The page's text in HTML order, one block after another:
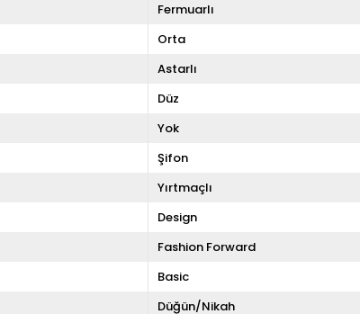
Fermuarlı
Orta
Astarlı
Düz
Yok
Şifon
Yırtmaçlı
Design
Fashion Forward
Basic
Düğün/Nikah